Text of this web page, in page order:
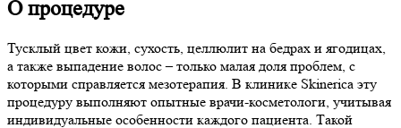
О процедуре
Тусклый цвет кожи, сухость, целлюлит на бедрах и ягодицах,
а также выпадение волос – только малая доля проблем, с
которыми справляется мезотерапия. В клинике Skinerica эту
процедуру выполняют опытные врачи-косметологи, учитывая
индивидуальные особенности каждого пациента. Такой